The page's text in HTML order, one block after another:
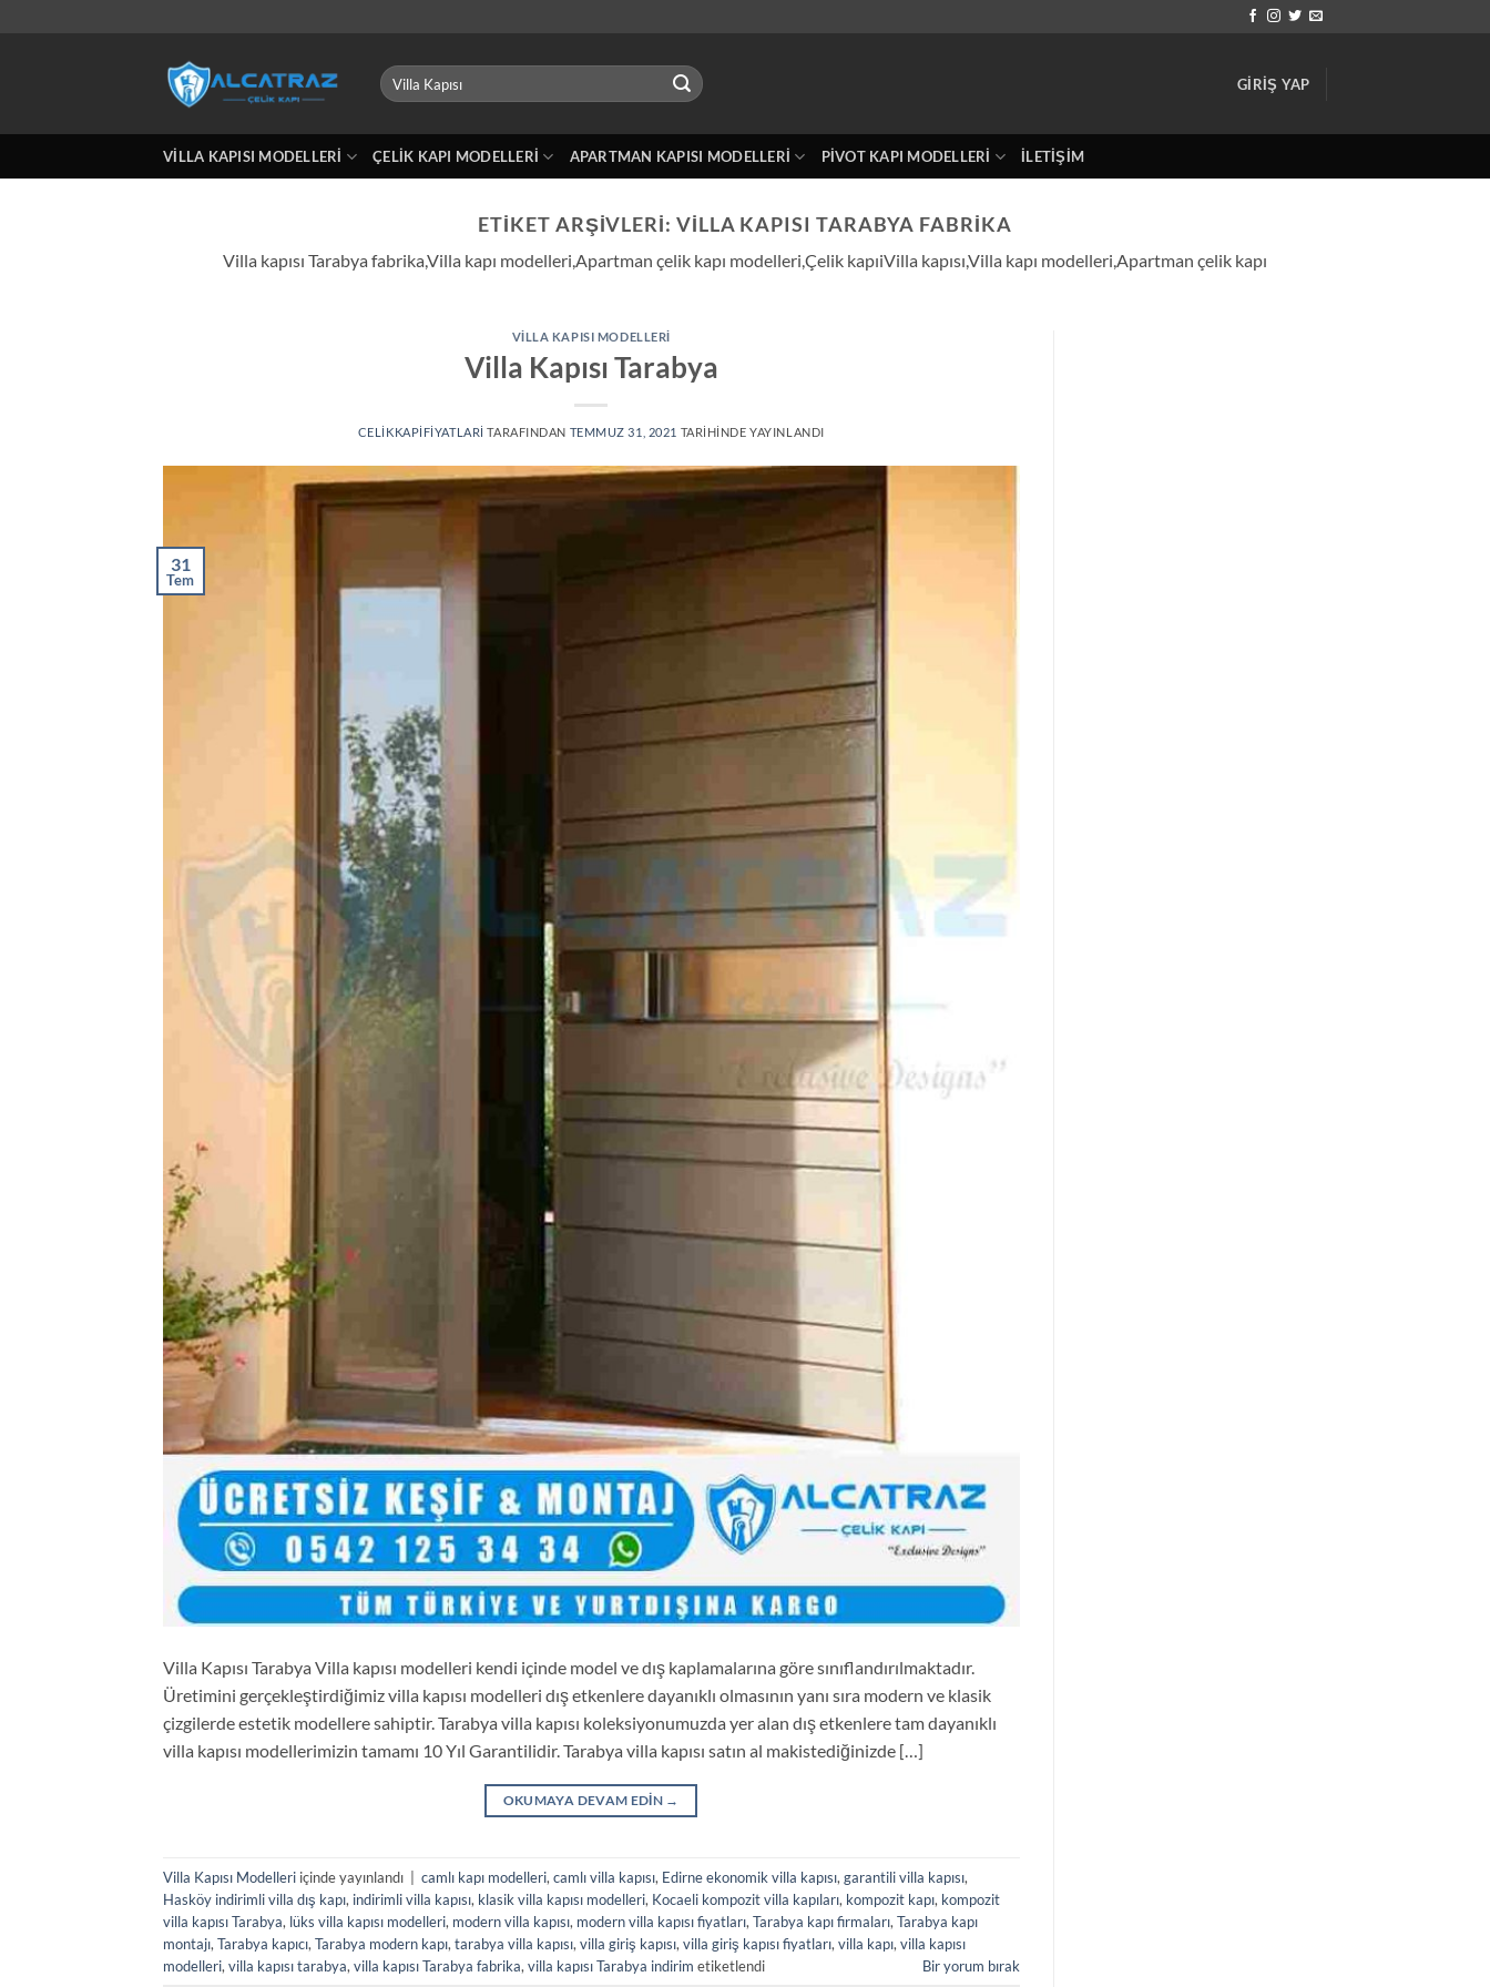
Ara:
GIRIŞ YAP
VILLA KAPISI MODELLERI ÇELIK KAPI MODELLERI APARTMAN KAPISI MODELLERI PIVOT KAPI MODELLERI İLETIŞIM
ETIKET ARŞIVLERI: VILLA KAPISI TARABYA FABRIKA
Villa kapısı Tarabya fabrika,Villa kapı modelleri,Apartman çelik kapı modelleri,Çelik kapıiVilla kapısı,Villa kapı modelleri,Apartman çelik kapı
VILLA KAPISI MODELLERI
Villa Kapısı Tarabya
CELIKKAPIFIYATLARI TARAFINDAN TEMMUZ 31, 2021 TARIHINDE YAYINLANDI
31
Tem
Villa Kapısı Tarabya Villa kapısı modelleri kendi içinde model ve dış kaplamalarına göre sınıflandırılmaktadır.
Üretimini gerçekleştirdiğimiz villa kapısı modelleri dış etkenlere dayanıklı olmasının yanı sıra modern ve klasik
çizgilerde estetik modellere sahiptir. Tarabya villa kapısı koleksiyonumuzda yer alan dış etkenlere tam dayanıklı
villa kapısı modellerimizin tamamı 10 Yıl Garantilidir. Tarabya villa kapısı satın al makistediğinizde […]
OKUMAYA DEVAM EDIN →
Villa Kapısı Modelleri içinde yayınlandı camlı kapı modelleri, camlı villa kapısı, Edirne ekonomik villa kapısı, garantili villa kapısı,
Hasköy indirimli villa dış kapı, indirimli villa kapısı, klasik villa kapısı modelleri, Kocaeli kompozit villa kapıları, kompozit kapı, kompozit
villa kapısı Tarabya, lüks villa kapısı modelleri, modern villa kapısı, modern villa kapısı fiyatları, Tarabya kapı firmaları, Tarabya kapı
montajı, Tarabya kapıcı, Tarabya modern kapı, tarabya villa kapısı, villa giriş kapısı, villa giriş kapısı fiyatları, villa kapı, villa kapısı
modelleri, villa kapısı tarabya, villa kapısı Tarabya fabrika, villa kapısı Tarabya indirim etiketlendi Bir yorum bırak